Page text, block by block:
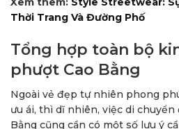
Thời Trang Và Đường Phố
Tổng hợp toàn bộ
phượt Cao Bằng
Ngoài vẻ đẹp tự nhiên phong
ưu ái, thì dĩ nhiên, việc di chuyển
Bằng cũng cần có một số lưu ý